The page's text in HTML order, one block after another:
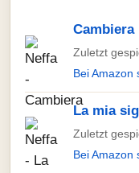
Cambiera
Zuletzt
Bei Amazon
La mia
Zuletzt
Bei Amazon